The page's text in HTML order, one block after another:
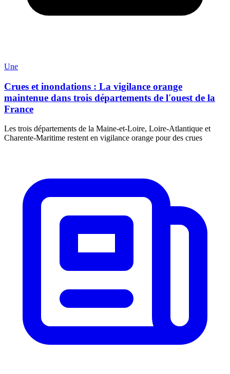
Une
Crues et inondations : La vigilance orange
maintenue dans trois départements de l'ouest de la
France
Les trois départements de la Maine-et-Loire, Loire-Atlantique et
Charente-Maritime restent en vigilance orange pour des crues